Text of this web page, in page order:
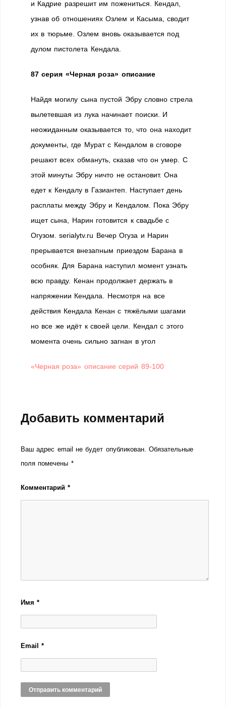
и Кадрие разрешит им пожениться. Кендал,
узнав об отношениях Озлем и Касыма, сводит
их в тюрьме. Озлем вновь оказывается под
дулом пистолета Кендала.
87 серия «Черная роза» описание
Найдя могилу сына пустой Эбру словно стрела
вылетевшая из лука начинает поиски. И
неожиданным оказывается то, что она находит
документы, где Мурат с Кендалом в сговоре
решают всех обмануть, сказав что он умер. С
этой минуты Эбру ничто не остановит. Она
едет к Кендалу в Газиантеп. Наступает день
расплаты между Эбру и Кендалом. Пока Эбру
ищет сына, Нарин готовится к свадьбе с
Огузом. serialytv.ru Вечер Огуза и Нарин
прерывается внезапным приездом Барана в
особняк. Для Барана наступил момент узнать
всю правду. Кенан продолжает держать в
напряжении Кендала. Несмотря на все
действия Кендала Кенан с тяжёлыми шагами
но все же идёт к своей цели. Кендал с этого
момента очень сильно загнан в угол
«Черная роза» описание серий 89-100
Добавить комментарий
Ваш адрес email не будет опубликован. Обязательные
поля помечены *
Комментарий*
Имя*
Email*